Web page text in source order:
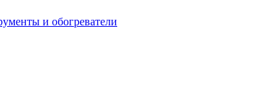
и обогреватели